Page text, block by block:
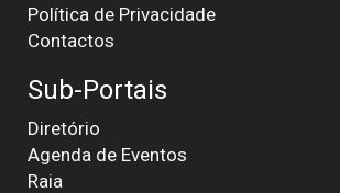
Política de Privacidade
Contactos
Sub-Portais
Diretório
Agenda de Eventos
Raia